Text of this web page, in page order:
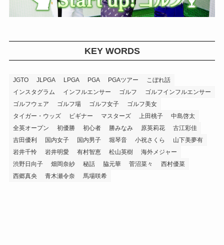
KEY WORDS
JGTO JLPGA LPGA PGA PGAツアー
こぼれ話
インスタグラム
インフルエンサー ゴルフ
ゴルフインフルエンサー
ゴルフウェア
ゴルフ場 ゴルフ女子
ゴルフ美女
タイガー・ウッズ
ビギナー マスターズ 上田桃子
中島啓太
全英オープン
初優勝 初心者 勝みなみ 原英莉花
古江彩佳
吉田優利
国内女子 国内男子 堀琴音 小祝さくら
山下美夢有
岩井千怜
岩井明愛 有村智恵 松山英樹
海外メジャー
渋野日向子
畑岡奈紗 秘話 脇元華 菅沼菜々
西村優菜
西郷真央
青木瀬令奈 馬場咲希